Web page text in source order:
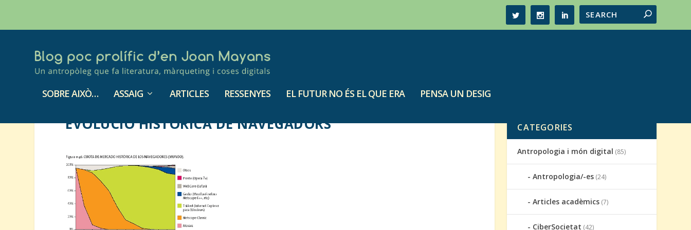
SOBRE AIXÒ… ASSAIG ARTICLES RESSENYES EL FUTUR NO ÉS EL QUE ERA PENSA UN DESIG
EVOLUCIÓ HISTÒRICA DE NAVEGADORS CATEGORIES
Antropologia i món digital (85)
Antropologia/-es (24)
Articles acadèmics (7)
CiberSocietat (42)